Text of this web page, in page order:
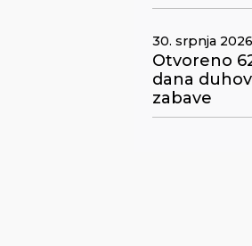
30. srpnja
Otvoreno
dana
zabave